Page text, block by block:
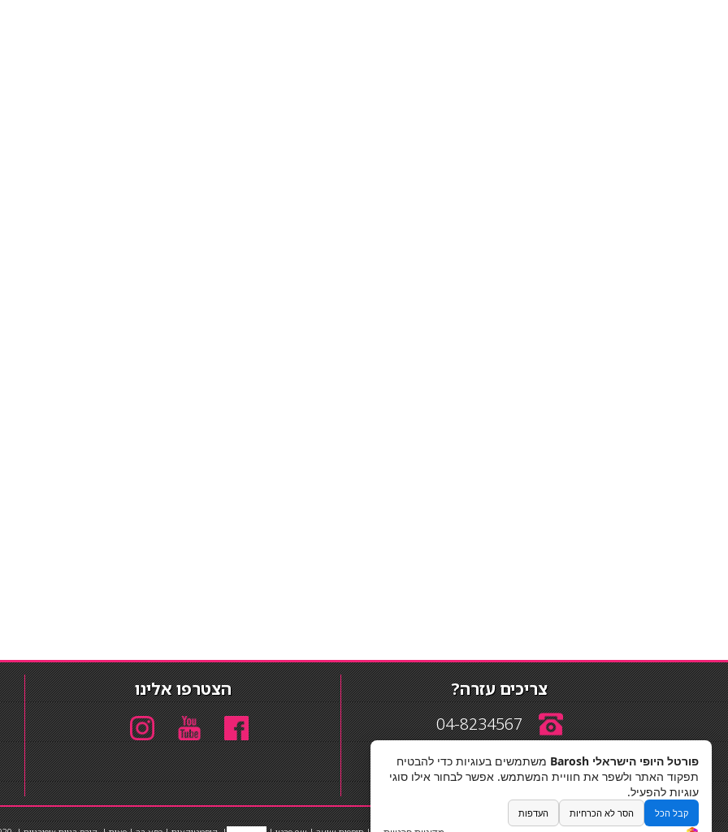
צריכים עזרה?
04-8234567
info@barosh.co.il
הצטרפו אלינו
פורטל היופי הישראלי Barosh
משתמשים בעוגיות כדי להבטיח
תפקוד האתר ולשפר את חוויית המשתמש. אפשר לבחור אילו סוגי
עוגיות להפעיל.
קבל הכל הסר לא הכרחיות העדפות